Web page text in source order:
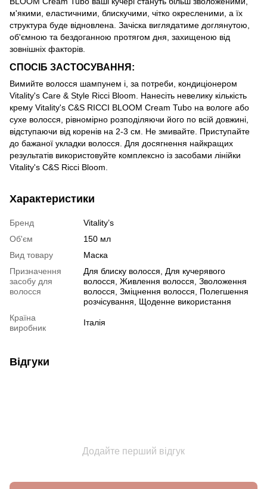
м'якими, еластичними, блискучими, чітко окресленими, а їх
структура буде відновлена. Зачіска виглядатиме доглянутою,
об'ємною та бездоганною протягом дня, захищеною від
зовнішніх факторів.
СПОСІБ ЗАСТОСУВАННЯ:
Вимийте волосся шампунем і, за потреби, кондиціонером
Vitality's Care & Style Ricci Bloom. Нанесіть невелику кількість
крему Vitality's C&S RICCI BLOOM Cream Tubo на вологе або
сухе волосся, рівномірно розподіляючи його по всій довжині,
відступаючи від коренів на 2-3 см. Не змивайте. Приступайте
до бажаної укладки волосся. Для досягнення найкращих
результатів використовуйте комплексно із засобами лінійки
Vitality's C&S Ricci Bloom.
Характеристики
Бренд
Vitality’s
Об'єм
150 мл
Вид товару
Маска
Призначення
засобу для
волосся
Для блиску волосся, Для кучерявого
волосся, Живлення волосся, Зволоження
волосся, Зміцнення волосся, Полегшення
розчісування, Щоденне використання
Країна
виробник
Італія
Відгуки
Додайте перший відгук